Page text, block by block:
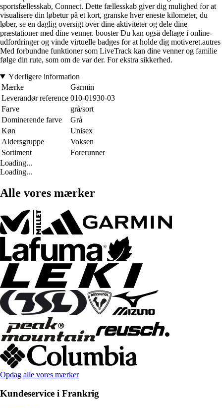
sportsfællesskab, Connect. Dette fællesskab giver dig mulighed for at
visualisere din løbetur på et kort, granske hver eneste kilometer, du
løber, se en daglig oversigt over dine aktiviteter og dele dine
præstationer med dine venner. booster Du kan også deltage i online-
udfordringer og vinde virtuelle badges for at holde dig motiveret.autres
Med forbundne funktioner som LiveTrack kan dine venner og familie
følge din rute, som om de var der. For ekstra sikkerhed.
Yderligere information
Mærke
Garmin
Leverandør reference 010-01930-03
Farve
grå/sort
Dominerende farve
Grå
Køn
Unisex
Aldersgruppe
Voksen
Sortiment
Forerunner
Loading...
Loading...
Alle vores mærker
Opdag alle vores mærker
Kundeservice i Frankrig